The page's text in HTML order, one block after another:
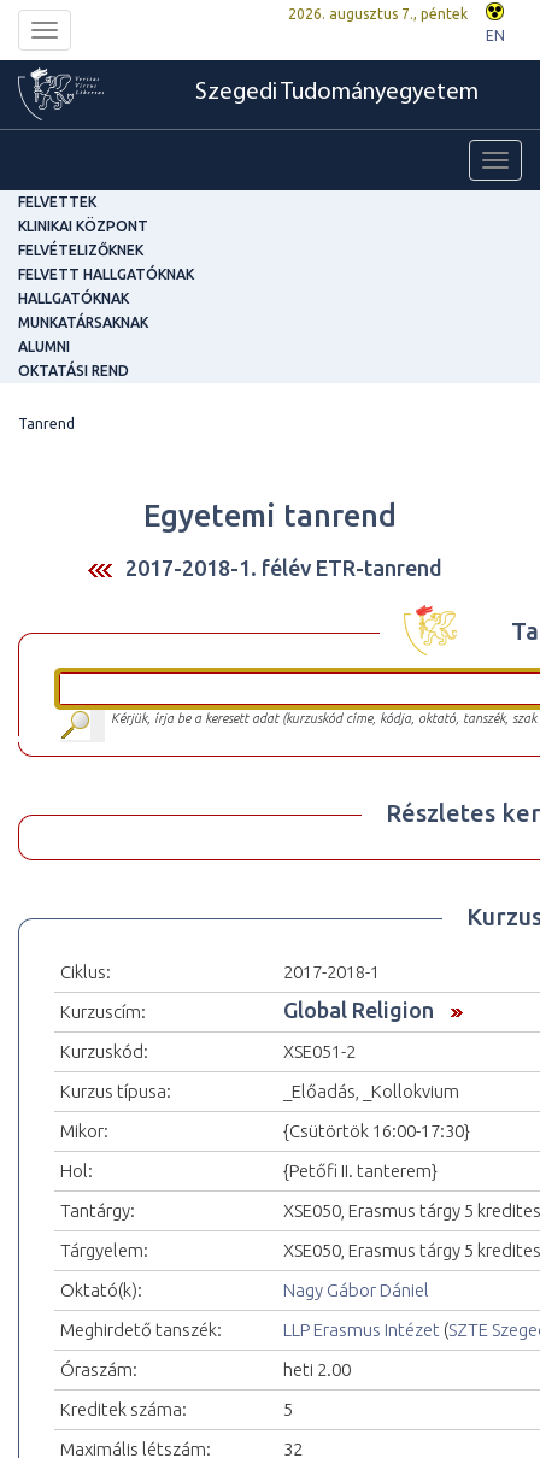
Toggle
navigation
2026. augusztus 7., péntek
EN
Szegedi Tudományegyetem
FELVETTEK
KLINIKAI KÖZPONT
FELVÉTELIZŐKNEK
FELVETT HALLGATÓKNAK
HALLGATÓKNAK
MUNKATÁRSAKNAK
ALUMNI
OKTATÁSI REND
Tanrend
Egyetemi tanrend
2017-2018-1. félév ETR-tanrend
Kérjük, írja be a keresett adat (kurzuskód címe, kódja, oktató, tanszék,
Részletes
Ciklus:
2017-2018-1
Kurzuscím:
Global Religion
Kurzuskód:
XSE051-2
Kurzus típusa:
_Előadás, _Kollokvium
Mikor:
{Csütörtök 16:00-17:30}
Hol:
{Petőfi II. tanterem}
Tantárgy:
XSE050, Erasmus tárgy 5 kredites
Tárgyelem:
XSE050, Erasmus tárgy 5 kredites
Oktató(k):
Nagy Gábor Dániel
Meghirdető tanszék:
LLP Erasmus Intézet (SZTE
Óraszám:
heti 2.00
Kreditek száma:
5
Maximális létszám:
32